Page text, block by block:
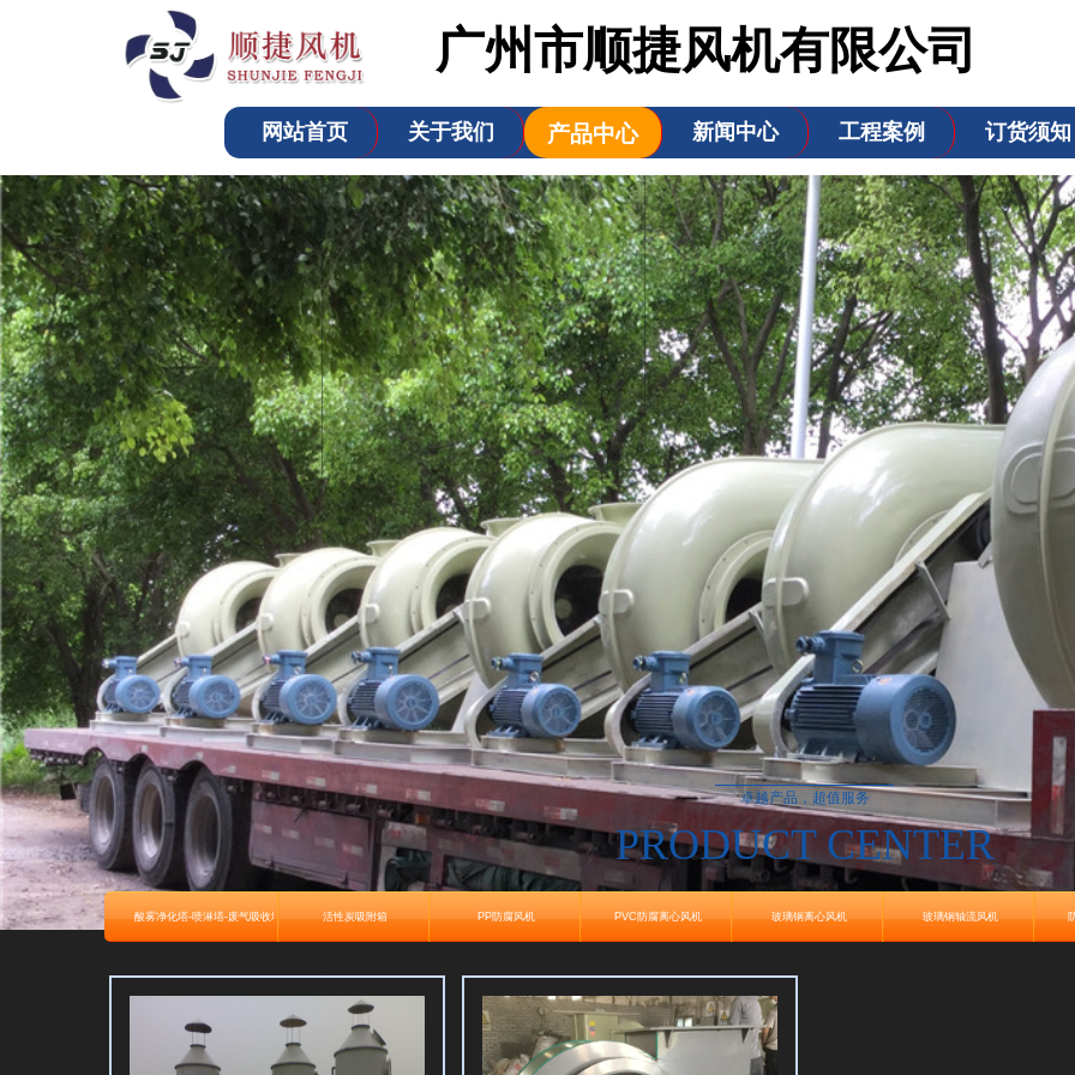
广州市顺捷风机有限公司
网站首页 关于我们 产品中心 新闻中心 工程案例 订货须知
产品中心
卓越产品，超值服务
PRODUCT CENTER
酸雾净化塔-喷淋塔-废气吸收塔 活性炭吸附箱 PP防腐风机 PVC防腐离心风机 玻璃钢离心风机 玻璃钢轴流风机